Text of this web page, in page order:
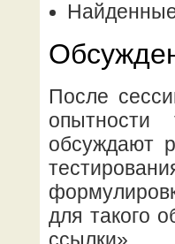
После
опытности
обсуждают
для такого